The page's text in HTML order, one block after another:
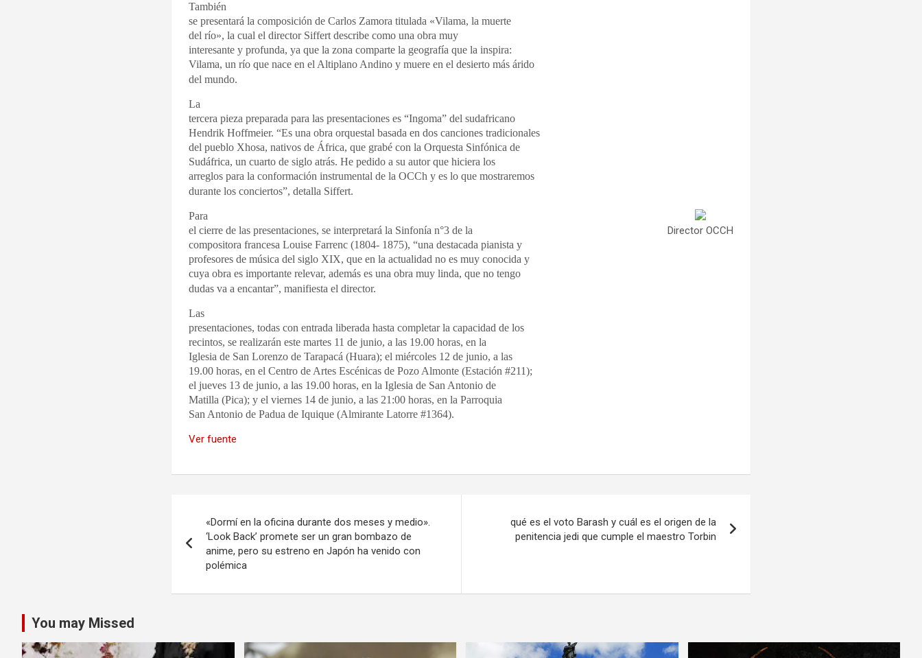
También
se presentará la composición de Carlos Zamora titulada «Vilama, la muerte
del río», la cual el director Siffert describe como una obra muy
interesante y profunda, ya que la zona comparte la geografía que la inspira:
Vilama, un río que nace en el Altiplano Andino y muere en el desierto más árido
del mundo.
La
tercera pieza preparada para las presentaciones es “Ingoma” del sudafricano
Hendrik Hoffmeier. “Es una obra orquestal basada en dos canciones tradicionales
del pueblo Xhosa, nativos de África, que grabé con la Orquesta Sinfónica de
Sudáfrica, un cuarto de siglo atrás. He pedido a su autor que hiciera los
arreglos para la conformación instrumental de la OCCh y es lo que mostraremos
durante los conciertos”, detalla Siffert.
Director OCCH
Para
el cierre de las presentaciones, se interpretará la Sinfonía n°3 de la
compositora francesa Louise Farrenc (1804- 1875), “una destacada pianista y
profesores de música del siglo XIX, que en la actualidad no es muy conocida y
cuya obra es importante relevar, además es una obra muy linda, que no tengo
dudas va a encantar”, manifiesta el director.
Las
presentaciones, todas con entrada liberada hasta completar la capacidad de los
recintos, se realizarán este martes 11 de junio, a las 19.00 horas, en la
Iglesia de San Lorenzo de Tarapacá (Huara); el miércoles 12 de junio, a las
19.00 horas, en el Centro de Artes Escénicas de Pozo Almonte (Estación #211);
el jueves 13 de junio, a las 19.00 horas, en la Iglesia de San Antonio de
Matilla (Pica); y el viernes 14 de junio, a las 21:00 horas, en la Parroquia
San Antonio de Padua de Iquique (Almirante Latorre #1364).
Ver fuente
de
entradas
«Dormí en la oficina durante dos meses y medio».
‘Look Back’ promete ser un gran bombazo de
anime, pero su estreno en Japón ha venido con
polémica
qué es el voto Barash y cuál es el origen de la
penitencia jedi que cumple el maestro Torbin
You may Missed